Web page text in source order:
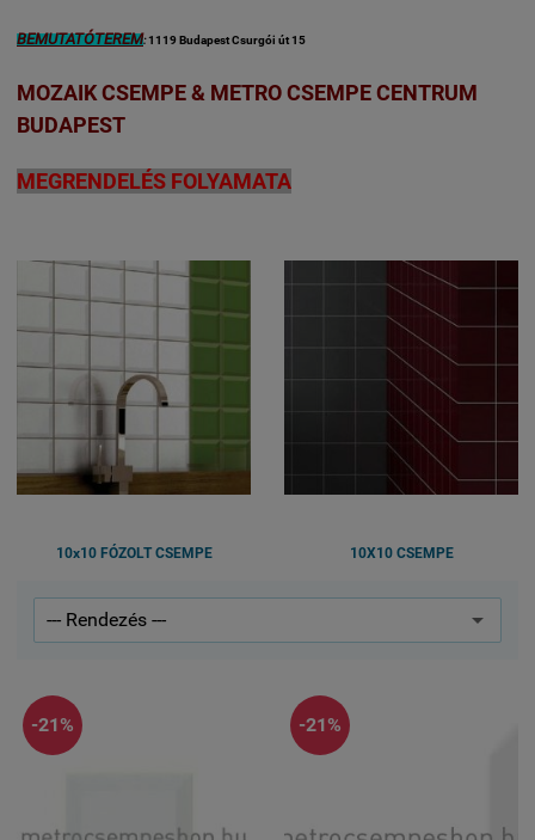
BEMUTATÓTEREM:1119 Budapest Csurgói út 15
MOZAIK CSEMPE & METRO CSEMPE CENTRUM
BUDAPEST
MEGRENDELÉS FOLYAMATA
10x10 FÓZOLT CSEMPE 10X10 CSEMPE
-21% -21%